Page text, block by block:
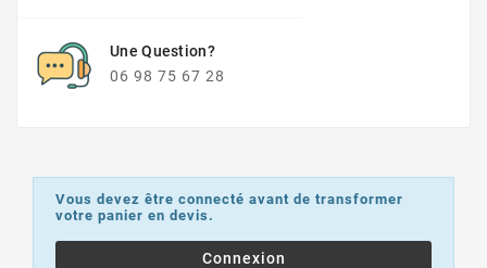
Une Question?
06 98 75 67 28
Vous devez être connecté avant de transformer
votre panier en devis.
Connexion